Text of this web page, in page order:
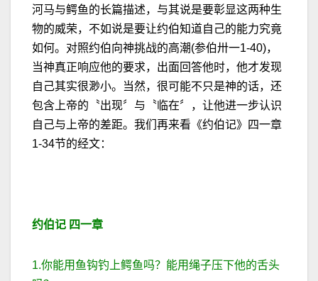
河马与鳄鱼的长篇描述，与其说是要彰显这两种生
物的威荣，不如说是要让约伯知道自己的能力究竟
如何。对照约伯向神挑战的高潮(参伯卅一1-40)，
当神真正响应他的要求，出面回答他时，他才发现
自己其实很渺小。当然，很可能不只是神的话，还
包含上帝的〝出现〞与〝临在〞，让他进一步认识
自己与上帝的差距。我们再来看《约伯记》四一章
1-34节的经文：
约伯记 四一章
1.你能用鱼钩钓上鳄鱼吗？能用绳子压下他的舌头